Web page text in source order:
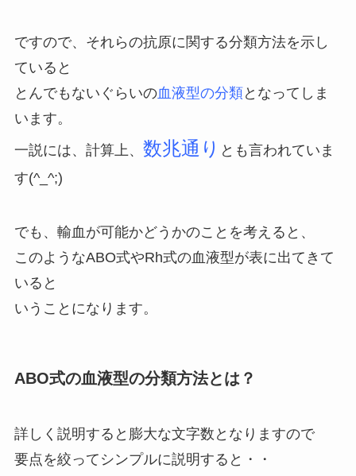
ですので、それらの抗原に関する分類方法を示し
ていると
とんでもないぐらいの血液型の分類となってしま
います。
一説には、計算上、 数兆通り とも言われていま
す(^_^;)
でも、輸血が可能かどうかのことを考えると、
このようなABO式やRh式の血液型が表に出てきて
いると
いうことになります。
ABO式の血液型の分類方法とは？
詳しく説明すると膨大な文字数となりますので
要点を絞ってシンプルに説明すると・・